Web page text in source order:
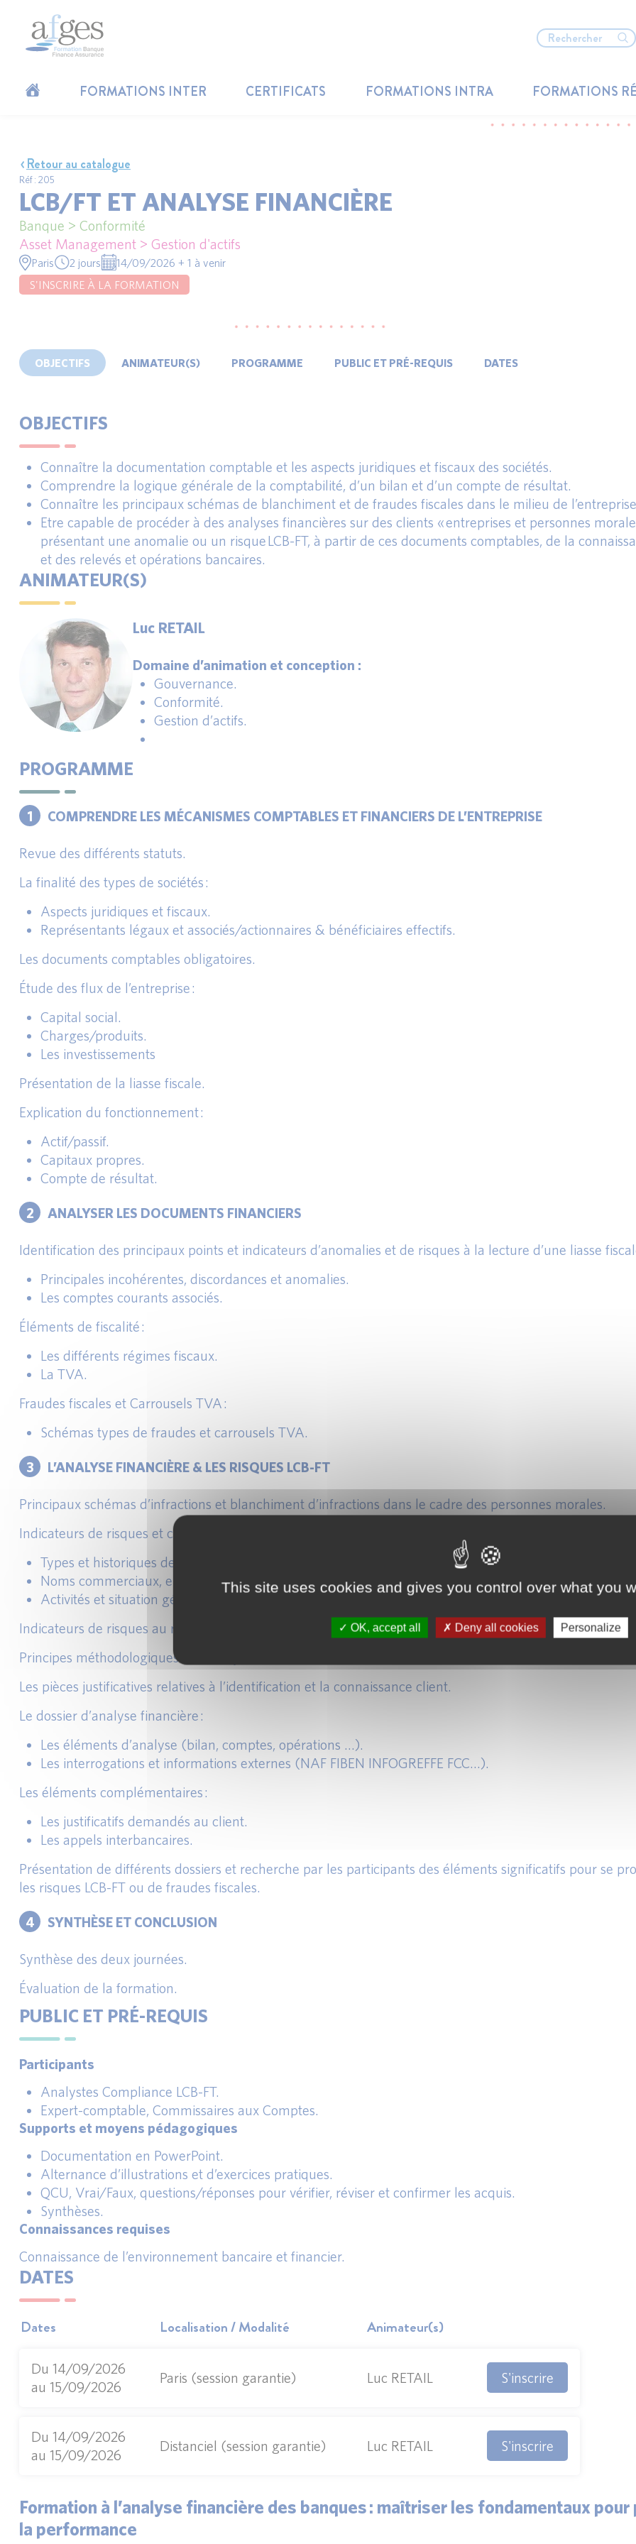
FORMATIONS INTER CERTIFICATS FORMATIONS INTRA FORMATIONS
Retour au catalogue
Réf : 205
LCB/FT ET ANALYSE FINANCIÈRE
Banque > Conformité
Asset Management > Gestion d'actifs
Paris 2 jours
14/09/2026 + 1 à venir
S'INSCRIRE À LA FORMATION
OBJECTIFS ANIMATEUR(S) PROGRAMME PUBLIC ET PRÉ-REQUIS DATES
OBJECTIFS
Connaître la documentation comptable et les aspects juridiques et fiscaux des sociétés.
Comprendre la logique générale de la comptabilité, d’un bilan et d’un compte de résultat.
Connaître les principaux schémas de blanchiment et de fraudes fiscales dans le milieu de
Etre capable de procéder à des analyses financières sur des clients « entreprises et personnes
présentant une anomalie ou un risque LCB-FT, à partir de ces documents comptables, de la
et des relevés et opérations bancaires.
ANIMATEUR(S)
Luc RETAIL
Domaine d’animation et conception :
Gouvernance.
Conformité.
Gestion d’actifs.
PROGRAMME
1 COMPRENDRE LES MÉCANISMES COMPTABLES ET FINANCIERS DE L’ENTREPRISE
Revue des différents statuts.
La finalité des types de sociétés :
Aspects juridiques et fiscaux.
Représentants légaux et associés/actionnaires & bénéficiaires effectifs.
Les documents comptables obligatoires.
Étude des flux de l’entreprise :
Capital social.
Charges/produits.
Les investissements
Présentation de la liasse fiscale.
Explication du fonctionnement :
Actif/passif.
Capitaux propres.
Compte de résultat.
2 ANALYSER LES DOCUMENTS FINANCIERS
Identification des principaux points et indicateurs d’anomalies et de risques à la lecture d’une liasse
Principales incohérentes, discordances et anomalies.
Les comptes courants associés.
Éléments de fiscalité :
Les différents régimes fiscaux.
La TVA.
Fraudes fiscales et Carrousels TVA :
Schémas types de fraudes et carrousels TVA.
3 L’ANALYSE FINANCIÈRE & LES RISQUES LCB-FT
Principaux schémas d’infractions et blanchiment d’infractions dans le cadre des personnes morales.
Indicateurs de risques et connaissance client :
Types et historiques des sociétés et représentants légaux et associés.
Noms commerciaux, enseignes et marques.
Activités et situation géographique.
Indicateurs de risques au regard des comptes produits et opérations.
Principes méthodologiques de l’analyse financière.
Les pièces justificatives relatives à l’identification et la connaissance client.
Le dossier d’analyse financière :
Les éléments d’analyse (bilan, comptes, opérations …).
Les interrogations et informations externes (NAF FIBEN INFOGREFFE FCC…).
Les éléments complémentaires :
Les justificatifs demandés au client.
Les appels interbancaires.
Présentation de différents dossiers et recherche par les participants des éléments significatifs pour se
les risques LCB-FT ou de fraudes fiscales.
4 SYNTHÈSE ET CONCLUSION
Synthèse des deux journées.
Évaluation de la formation.
PUBLIC ET PRÉ-REQUIS
Participants
Analystes Compliance LCB-FT.
Expert-comptable, Commissaires aux Comptes.
Supports et moyens pédagogiques
Documentation en PowerPoint.
Alternance d’illustrations et d’exercices pratiques.
QCU, Vrai/Faux, questions/réponses pour vérifier, réviser et confirmer les acquis.
Synthèses.
Connaissances requises
Connaissance de l’environnement bancaire et financier.
DATES
Dates Localisation / Modalité Animateur(s)
Du 14/09/2026
au 15/09/2026
Paris (session garantie) Luc RETAIL S'inscrire
Du 14/09/2026
au 15/09/2026
Distanciel (session garantie) Luc RETAIL S'inscrire
Formation à l’analyse financière des banques : maîtriser les fondamentaux
la performance
This site uses cookies and gives you control over what you
OK, accept all Deny all cookies Personalize